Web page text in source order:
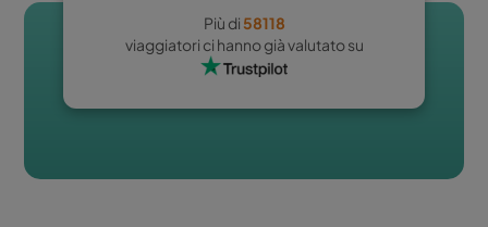
Più di 58118
viaggiatori ci hanno già valutato su